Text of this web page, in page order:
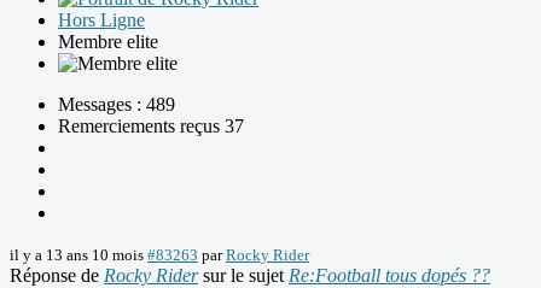
Hors Ligne
Membre elite
Messages : 489
Remerciements reçus 37
il y a 13 ans 10 mois #83263 parRocky Rider
Réponse de Rocky Ridersur le sujet Re:Football tous dopés ??